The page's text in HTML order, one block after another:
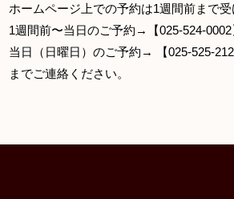
ホームページ上での予約は1週間前まで受
1週間前〜当日のご予約→【025-524-0002
当日（日曜日）のご予約→ 【025-525-
までご連絡ください。